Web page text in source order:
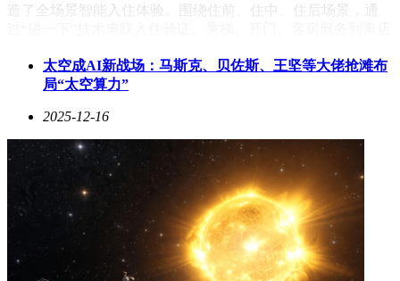
造了全场景智能入住体验。围绕住前、住中、住后场景，通
酒店，实现“一碰入住”的“零打扰”服务，对比传统入住流程效
率提升超10倍，树立了“未来酒店”新标杆。
浙江文化空间发展有限公司针对传统场馆设备多、系统分散、
人力成本高等问题，推出AI智能化文化空间解决方案。该方
案以“平台+中台+终端+内容”为核心，平台层提供数据中台与
运营助手，中台层联动灯光、屏幕、安防等系统，终端层部署
服务机器人、AI消费终端等设备，内容层建设数字资产库与
AI内容引擎。例如，游客可通过AR导航探索展馆，参与互动
研学活动，体验沉浸式文化场景。
杭州玩点科技有限公司与杭州西溪湿地运营管理有限公司合
太空成AI新战场：马斯克、贝佐斯、王坚等大佬抢滩布
局“太空算力”
2025-12-16